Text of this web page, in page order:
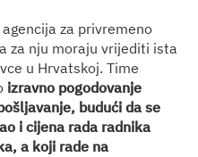
za privremeno
za nju moraju vrijediti ista
u Hrvatskoj. Time
izravno pogodovanje
budući da se
i cijena rada radnika
a koji rade na